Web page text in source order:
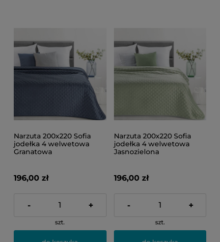
Narzuta 200x220 Sofia
jodełka 4 welwetowa
Granatowa
196,00 zł
- +
szt.
Narzuta 200x220 Sofia
jodełka 4 welwetowa
Jasnozielona
196,00 zł
- +
szt.